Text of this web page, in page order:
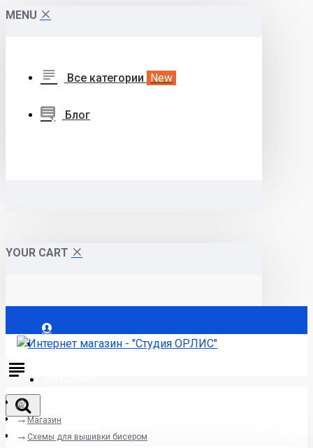
MENU
Все категории New
Блог
YOUR CART
Авторизация
Поиск
Магазин
Схемы для вышивки бисером